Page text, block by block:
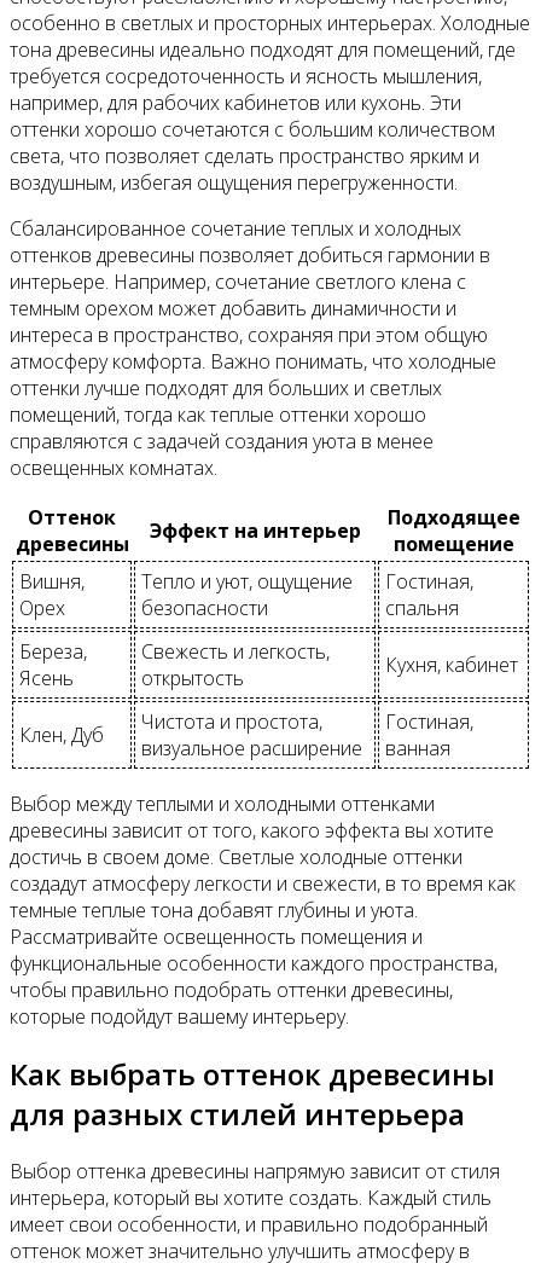
особенно в светлых и просторных интерьерах. Холодные
тона древесины идеально подходят для помещений, где
требуется сосредоточенность и ясность мышления,
например, для рабочих кабинетов или кухонь. Эти
оттенки хорошо сочетаются с большим количеством
света, что позволяет сделать пространство ярким и
воздушным, избегая ощущения перегруженности.
Сбалансированное сочетание теплых и холодных
оттенков древесины позволяет добиться гармонии в
интерьере. Например, сочетание светлого клена с
темным орехом может добавить динамичности и
интереса в пространство, сохраняя при этом общую
атмосферу комфорта. Важно понимать, что холодные
оттенки лучше подходят для больших и светлых
помещений, тогда как теплые оттенки хорошо
справляются с задачей создания уюта в менее
освещенных комнатах.
Оттенок
древесины
Эффект на интерьер
Подходящее
помещение
Вишня,
Орех
Тепло и уют, ощущение
безопасности
Гостиная,
спальня
Береза,
Ясень
Свежесть и легкость,
открытость
Кухня, кабинет
Клен, Дуб
Чистота и простота,
визуальное расширение
Гостиная,
ванная
Выбор между теплыми и холодными оттенками
древесины зависит от того, какого эффекта вы хотите
достичь в своем доме. Светлые холодные оттенки
создадут атмосферу легкости и свежести, в то время как
темные теплые тона добавят глубины и уюта.
Рассматривайте освещенность помещения и
функциональные особенности каждого пространства,
чтобы правильно подобрать оттенки древесины,
которые подойдут вашему интерьеру.
Как выбрать оттенок древесины
для разных стилей интерьера
Выбор оттенка древесины напрямую зависит от стиля
интерьера, который вы хотите создать. Каждый стиль
имеет свои особенности, и правильно подобранный
оттенок может значительно улучшить атмосферу в